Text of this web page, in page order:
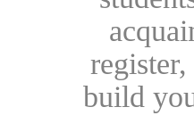
build